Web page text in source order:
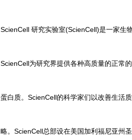
ScienCell 研究实验室(ScienCell)是一家生
ScienCell为研究界提供各种高质量的正常
蛋白质。ScienCell的科学家们以改善生活
略。ScienCell总部设在美国加利福尼亚州